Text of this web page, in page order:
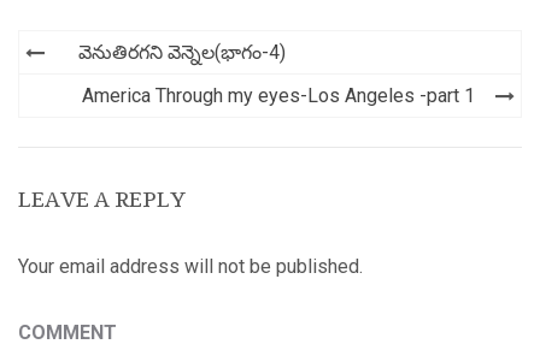
Post
navigation
వెనుతిరగని వెన్నెల(భాగం-4)
America Through my eyes-Los Angeles -part 1
LEAVE A REPLY
Your email address will not be published.
COMMENT